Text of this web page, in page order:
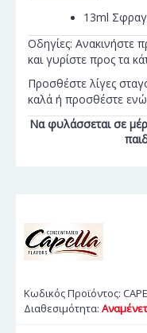
13ml
Οδηγίες: Ανακινήστε
και γυρίστε προς τα
Προσθέστε λίγες
καλά ή προσθέστε ενώ
Να φυλάσσεται σε
Κωδικός Προϊόντος:
Διαθεσιμότητα: